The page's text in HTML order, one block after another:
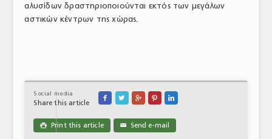
αλυσίδων δραστηριοποιούνται εκτός των μεγάλων
αστικών κέντρων της χώρας.
Social media
Share this article
    
 Print this article ✉ Send e-mail